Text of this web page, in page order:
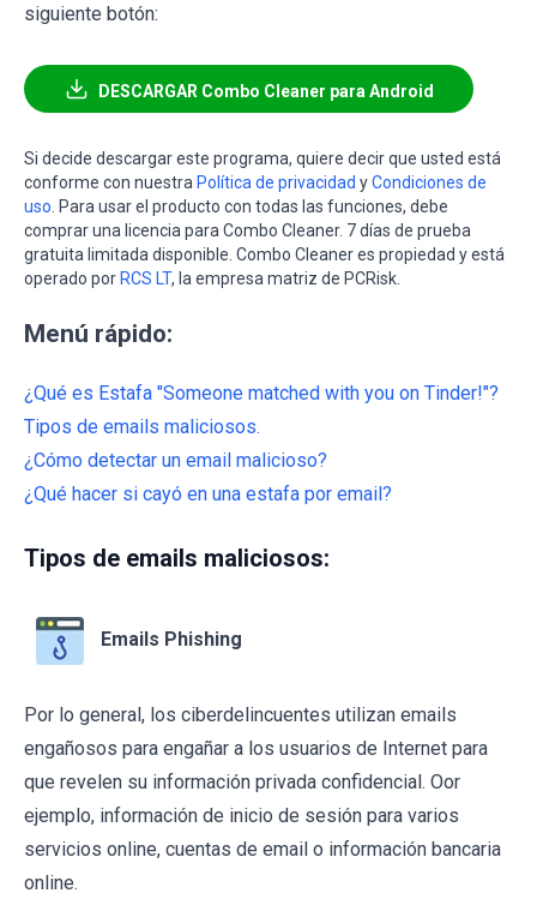
siguiente botón:
DESCARGAR Combo Cleaner para Android
Si decide descargar este programa, quiere decir que usted está
conforme con nuestra Política de privacidad yCondiciones de
uso. Para usar el producto con todas las funciones, debe
comprar una licencia para Combo Cleaner. 7 días de prueba
gratuita limitada disponible. Combo Cleaner es propiedad y está
operado por RCS LT, la empresa matriz de PCRisk.
Menú rápido:
¿Qué es Estafa "Someone matched with you on Tinder!"?
Tipos de emails maliciosos.
¿Cómo detectar un email malicioso?
¿Qué hacer si cayó en una estafa por email?
Tipos de emails maliciosos:
Emails Phishing
Por lo general, los ciberdelincuentes utilizan emails
engañosos para engañar a los usuarios de Internet para
que revelen su información privada confidencial. Oor
ejemplo, información de inicio de sesión para varios
servicios online, cuentas de email o información bancaria
online.